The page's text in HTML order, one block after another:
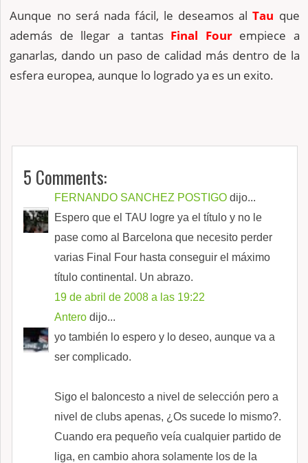
Aunque no será nada fácil, le deseamos alTau que
además de llegar a tantas Final Fourempiece a
ganarlas, dando un paso de calidad más dentro de la
esfera europea, aunque lo logrado ya es un exito.
5 Comments:
FERNANDO SANCHEZ POSTIGO dijo...
Espero que el TAU logre ya el título y no le
pase como al Barcelona que necesito perder
varias Final Four hasta conseguir el máximo
título continental. Un abrazo.
19 de abril de 2008 a las 19:22
Antero dijo...
yo también lo espero y lo deseo, aunque va a
ser complicado.
Sigo el baloncesto a nivel de selección pero a
nivel de clubs apenas, ¿Os sucede lo mismo?.
Cuando era pequeño veía cualquier partido de
liga, en cambio ahora solamente los de la